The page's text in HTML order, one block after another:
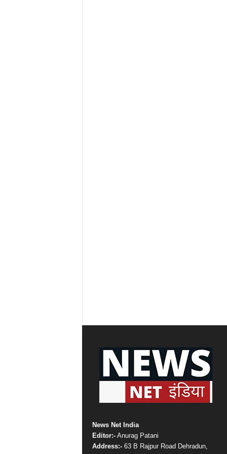
News Net India
Editor:-Anurag Patani
Address:-63 B Rajpur Road Dehradun,